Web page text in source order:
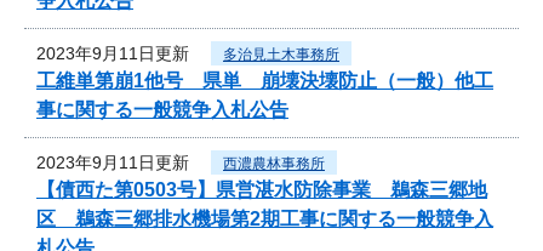
2023年9月11日更新 多治見土木事務所
工維単第崩1他号 県単 崩壊決壊防止（一般）他工
事に関する一般競争入札公告
2023年9月11日更新 西濃農林事務所
【債西た第0503号】県営湛水防除事業 鵜森三郷地
区 鵜森三郷排水機場第2期工事に関する一般競争入